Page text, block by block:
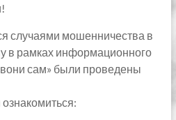
случаями мошенничества в
в рамках информационного
сам» были проведены